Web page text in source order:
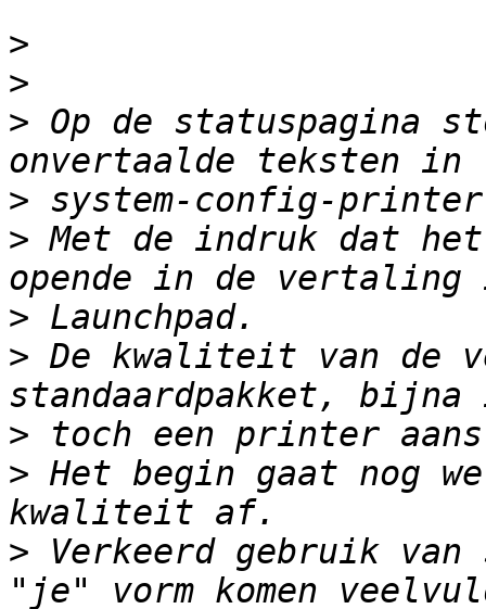
>
>
> Op de statuspagina
>
> Met de indruk dat
>
> De kwaliteit van de
>
> Het begin gaat nog
> Verkeerd gebruik